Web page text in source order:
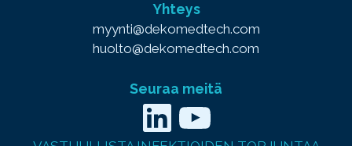
Yhteys
myynti@dekomedtech.com
huolto@dekomedtech.com
Seuraa meitä
LinkedIn YouTube